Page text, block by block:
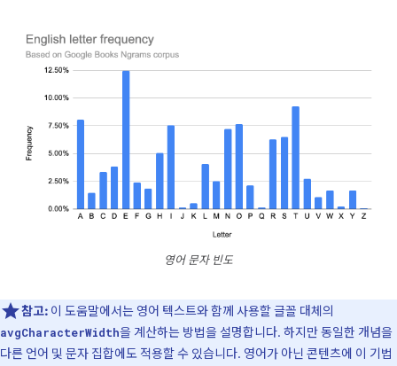
영어 문자 빈도
참고: 이 도움말에서는 영어 텍스트와 함께 사용할 글꼴 대체의
avgCharacterWidth을 계산하는 방법을 설명합니다. 하지만 동일한 개념을
다른 언어 및 문자 집합에도 적용할 수 있습니다. 영어가 아닌 콘텐츠에 이 기법